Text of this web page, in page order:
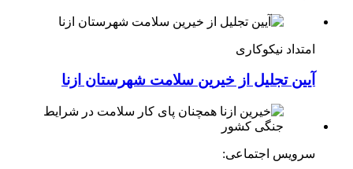
امتداد نیکوکاری
آیین تجلیل از خیرین سلامت شهرستان ازنا
سرویس اجتماعی: